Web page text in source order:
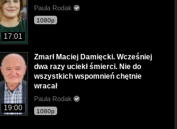
17:01
Paula Rodak
1080p
19:00
Zmarł Maciej Damięcki. Wcześniej
dwa razy uciekł śmierci. Nie do
wszystkich wspomnień chętnie
wracał
Paula Rodak
1080p